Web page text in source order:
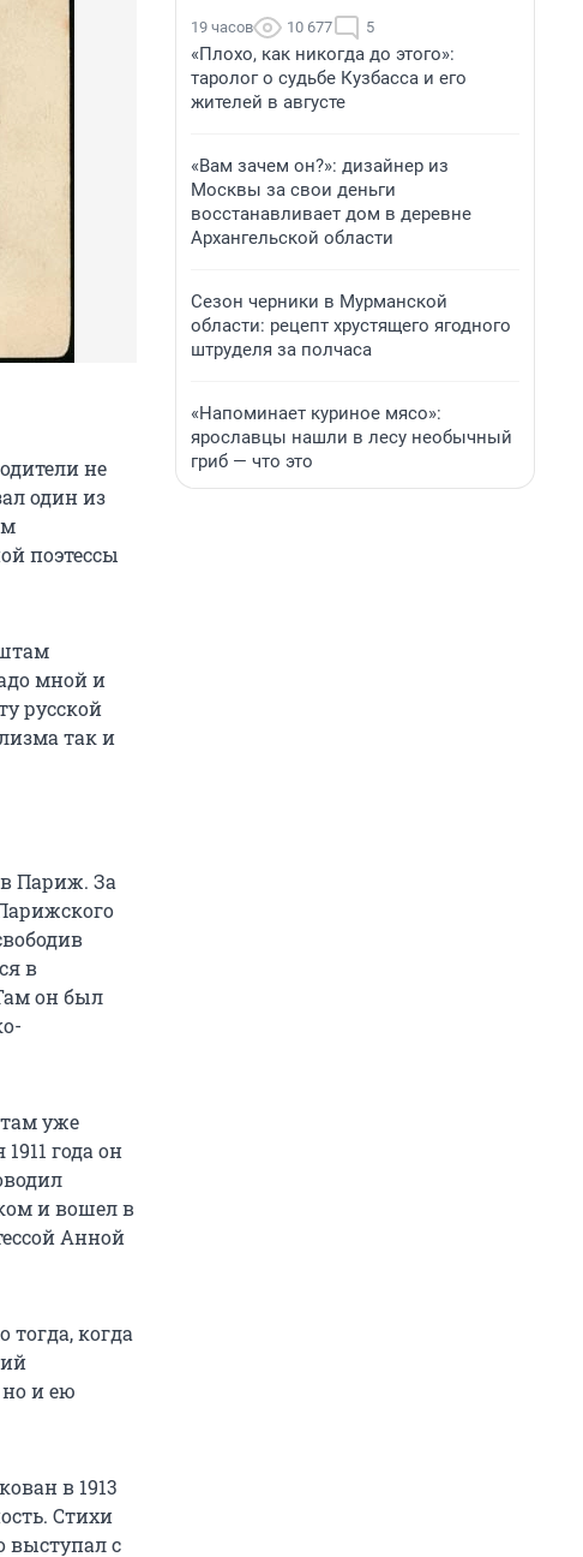
не
один из
поэтессы
мной и
русской
так и
Париж. За
в
он был
уже
года он
и вошел в
Анной
когда
и ею
в 1913
Стихи
выступал с
19 часов 10 677 5
«Плохо, как никогда до этого»:
таролог о судьбе Кузбасса и его
жителей в августе
«Вам зачем он?»: дизайнер из
Москвы за свои деньги
восстанавливает дом в деревне
Архангельской области
Сезон черники в Мурманской
области: рецепт хрустящего ягодного
штруделя за полчаса
«Напоминает куриное мясо»:
ярославцы нашли в лесу необычный
гриб — что это